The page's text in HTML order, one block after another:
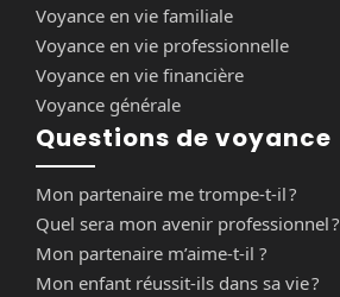
Voyance en vie familiale
Voyance en vie professionnelle
Voyance en vie financière
Voyance générale
Questions de voyance
Mon partenaire me trompe-t-il ?
Quel sera mon avenir professionnel ?
Mon partenaire m’aime-t-il ?
Mon enfant réussit-ils dans sa vie ?